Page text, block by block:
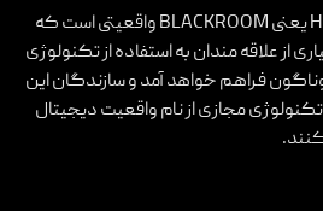
پروژه ی جدید شرکت Hoxar یعنی BLACKROOM واقعیتی است که
از علاقه مندان به استفاده از تکنولوژی
فراهم خواهد آمد و سازندگان این
تکنولوژی مجازی از نام واقعیت دیجیتال